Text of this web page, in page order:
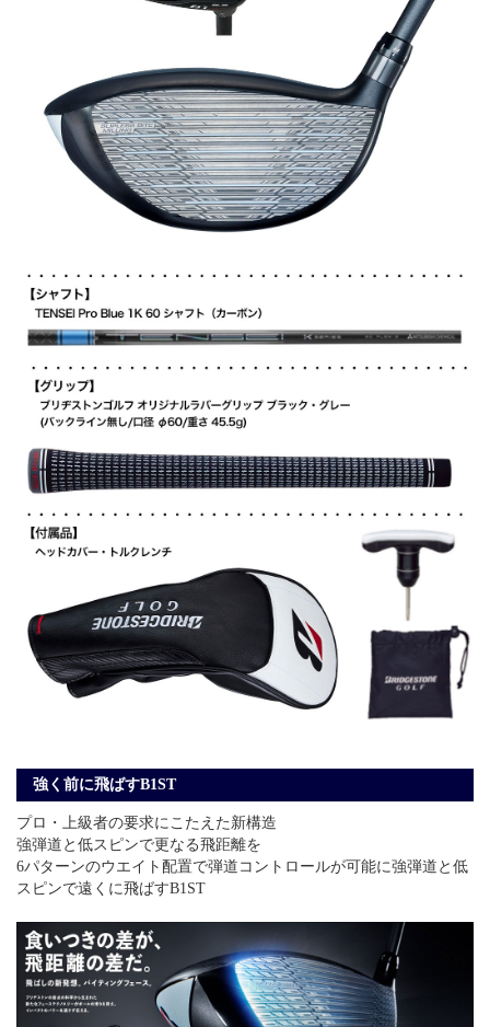
強く前に飛ばすB1ST
プロ・上級者の要求にこたえた新構造
強弾道と低スピンで更なる飛距離を
6パターンのウエイト配置で弾道コントロールが可能に強弾道と低
スピンで遠くに飛ばすB1ST